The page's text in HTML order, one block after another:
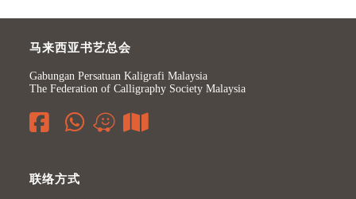
马来西亚书艺总会
Gabungan Persatuan Kaligrafi Malaysia
The Federation of Calligraphy Society Malaysia
联络方式